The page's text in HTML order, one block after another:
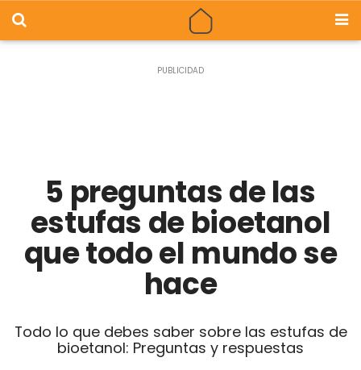
5 preguntas de las
estufas de bioetanol
que todo el mundo se
hace
Todo lo que debes saber sobre las estufas de
bioetanol: Preguntas y respuestas